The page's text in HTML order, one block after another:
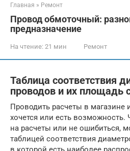
Главная » Ремонт
Провод обмоточный:
предназначение
На чтение: 21 мин Ремонт
Таблица соответствия
проводов и их площадь
Проводить расчеты в магазине
хочется или есть возможность.
на расчеты или не ошибиться,
таблицей соответствия